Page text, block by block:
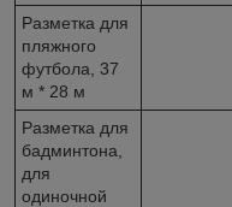
Разметка для
пляжного
футбола, 37
м * 28 м
Разметка для
бадминтона,
для
одиночной